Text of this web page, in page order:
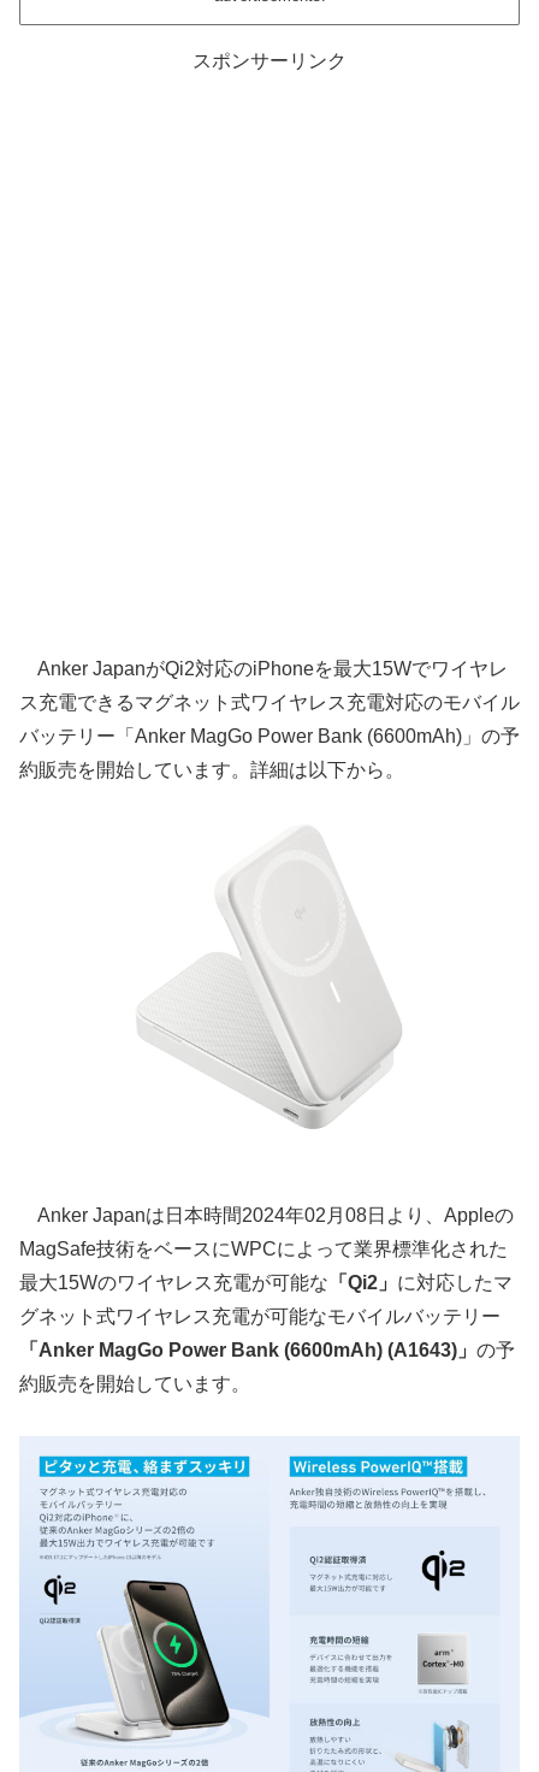
スポンサーリンク
Anker JapanがQi2対応のiPhoneを最大15Wでワイヤレ
ス充電できるマグネット式ワイヤレス充電対応のモバイル
バッテリー「Anker MagGo Power Bank (6600mAh)」の予
約販売を開始しています。詳細は以下から。
Anker Japanは日本時間2024年02月08日より、Appleの
MagSafe技術をベースにWPCによって業界標準化された
最大15Wのワイヤレス充電が可能な 「Qi2」 に対応したマ
グネット式ワイヤレス充電が可能なモバイルバッテリー
「Anker MagGo Power Bank (6600mAh) (A1643)」 の予
約販売を開始しています。